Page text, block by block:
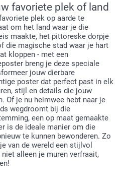
favoriete plek of land
plek op aarde te
om het land waar je die
maakte, het pittoreske dorpje
die magische stad waar je hart
kloppen - met een
breng je deze speciale
jouw dierbare
poster dat perfect past in elk
stijl en details die jouw
Of je nu heimwee hebt naar je
wegdroomt bij die
een op maat gemaakte
is de ideale manier om die
te kunnen bewonderen. Zo
van de wereld een stijlvol
alleen je muren verfraait,